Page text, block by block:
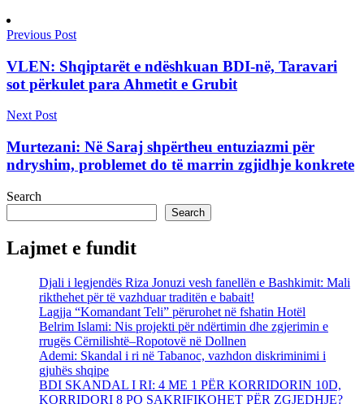
Previous Post
VLEN: Shqiptarët e ndëshkuan BDI-në, Taravari
sot përkulet para Ahmetit e Grubit
Next Post
Murtezani: Në Saraj shpërtheu entuziazmi për
ndryshim, problemet do të marrin zgjidhje konkrete
Search
Search
Lajmet e fundit
Djali i legjendës Riza Jonuzi vesh fanellën e Bashkimit: Mali
rikthehet për të vazhduar traditën e babait!
Lagjja “Komandant Teli” përurohet në fshatin Hotël
Belrim Islami: Nis projekti për ndërtimin dhe zgjerimin e
rrugës Cërnilishtë–Ropotovë në Dollnen
Ademi: Skandal i ri në Tabanoc, vazhdon diskriminimi i
gjuhës shqipe
BDI SKANDAL I RI: 4 ME 1 PËR KORRIDORIN 10D,
KORRIDORI 8 PO SAKRIFIKOHET PËR ZGJEDHJE?